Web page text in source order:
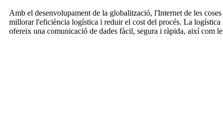
Amb el desenvolupament de la globalització, l'Internet de les
millorar l'eficiència logística i reduir el cost del procés. La logística
ofereix una comunicació de dades fàcil, segura i ràpida, així com